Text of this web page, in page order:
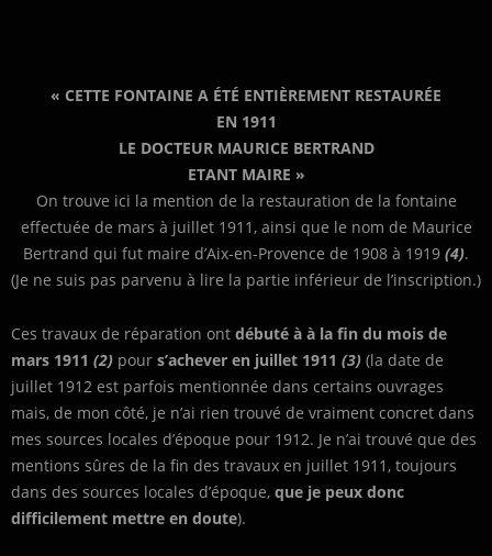
« CETTE FONTAINE A ÉTÉ ENTIÈREMENT RESTAURÉE
EN 1911
LE DOCTEUR MAURICE BERTRAND
ETANT MAIRE »
On trouve ici la mention de la restauration de la fontaine
effectuée de mars à juillet 1911, ainsi que le nom de Maurice
Bertrand qui fut maire d’Aix-en-Provence de 1908 à 1919 (4).
(Je ne suis pas parvenu à lire la partie inférieur de l’inscription.)
Ces travaux de réparation ont débuté à à la fin du mois de
mars 1911 (2) pour s’achever en juillet 1911 (3) (la date de
juillet 1912 est parfois mentionnée dans certains ouvrages
mais, de mon côté, je n’ai rien trouvé de vraiment concret dans
mes sources locales d’époque pour 1912. Je n’ai trouvé que des
mentions sûres de la fin des travaux en juillet 1911, toujours
dans des sources locales d’époque, que je peux donc
difficilement mettre en doute).